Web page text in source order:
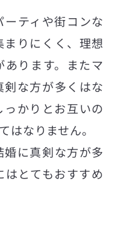
ティや街コンな
りにくく、理想
ります。またマ
な方が多くはな
かりとお互いの
はなりません。
に真剣な方が多
とてもおすすめ